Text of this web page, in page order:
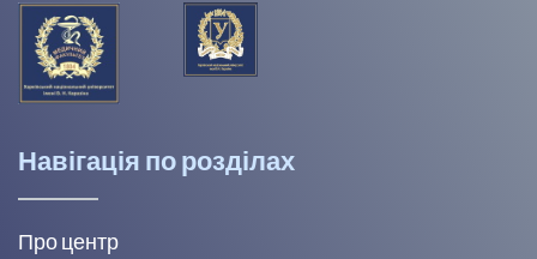
Навігація по розділах
Про центр